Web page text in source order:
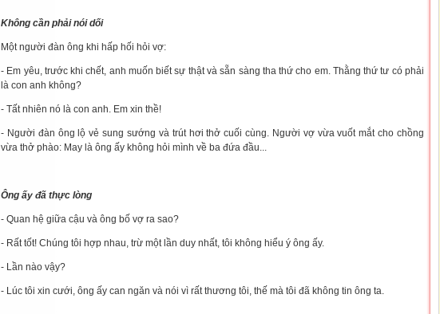
Không cần phải nói dối
Một người đàn ông khi hấp hối hỏi vợ:
- Em yêu, trước khi chết, anh muốn biết sự thật và sẵn sàng tha thứ cho em. Thằng thứ tư có phải
là con anh không?
- Tất nhiên nó là con anh. Em xin thề!
- Người đàn ông lộ vẻ sung sướng và trút hơi thở cuối cùng. Người vợ vừa vuốt mắt cho chồng
vừa thở phào: May là ông ấy không hỏi mình về ba đứa đầu...
Ông ấy đã thực lòng
- Quan hệ giữa cậu và ông bố vợ ra sao?
- Rất tốt! Chúng tôi hợp nhau, trừ một lần duy nhất, tôi không hiểu ý ông ấy.
- Lần nào vậy?
- Lúc tôi xin cưới, ông ấy can ngăn và nói vì rất thương tôi, thế mà tôi đã không tin ông ta.